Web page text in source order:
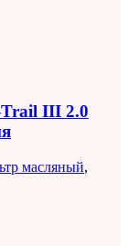
III 2.0
масляный,